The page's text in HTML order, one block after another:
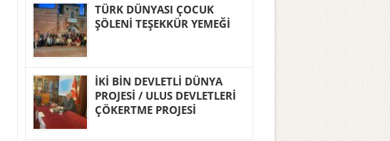
TÜRK DÜNYASI ÇOCUK
ŞÖLENİ TEŞEKKÜR YEMEĞİ
İKİ BİN DEVLETLİ DÜNYA
PROJESİ / ULUS DEVLETLERİ
ÇÖKERTME PROJESİ